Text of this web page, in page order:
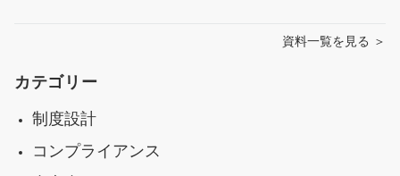
資料一覧を見る ＞
カテゴリー
制度設計
コンプライアンス